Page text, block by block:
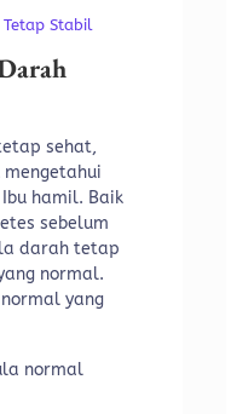
Stabil
sehat,
hamil. Baik
sebelum
darah tetap
normal.
yang
normal